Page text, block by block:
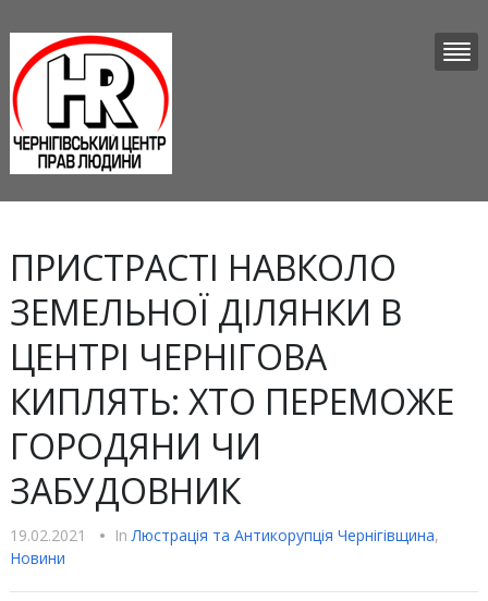
ПРИСТРАСТІ НАВКОЛО
ЗЕМЕЛЬНОЇ ДІЛЯНКИ В
ЦЕНТРІ ЧЕРНІГОВА
КИПЛЯТЬ: ХТО ПЕРЕМОЖЕ
ГОРОДЯНИ ЧИ
ЗАБУДОВНИК
19.02.2021 • InЛюстрацiя та Антикорупцiя Чернігівщина,
Новини